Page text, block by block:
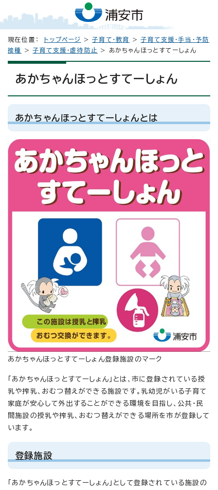
現在位置： トップページ >子育て・教育 >子育て支援・手当・予防
接種
>子育て支援・虐待防止 > あかちゃんほっとすてーしょん
あかちゃんほっとすてーしょん
あかちゃんほっとすてーしょんとは
あかちゃんほっとすてーしょん登録施設のマーク
「あかちゃんほっとすてーしょん」とは、市に登録されている授
乳や搾乳、おむつ替えができる施設です。乳幼児がいる子育て
家庭が安心して外出することができる環境を目指し、公共・民
間施設の授乳や搾乳、おむつ替えができる場所を市が登録して
います。
登録施設
「あかちゃんほっとすてーしょん」として登録されている施設の